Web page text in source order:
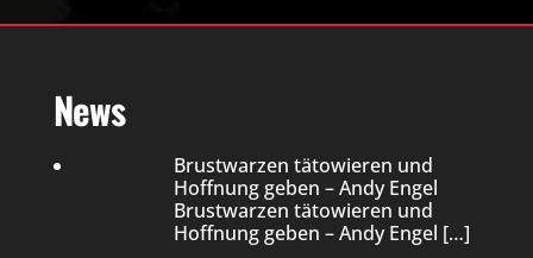
News
Brustwarzen tätowieren und
Hoffnung geben – Andy Engel
Brustwarzen tätowieren und
Hoffnung geben – Andy Engel […]